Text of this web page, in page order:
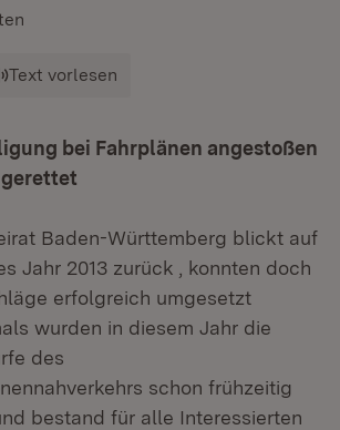
Text vorlesen
bei Fahrplänen angestoßen
Baden-Württemberg blickt auf
Jahr 2013 zurück , konnten doch
erfolgreich umgesetzt
wurden in diesem Jahr die
des
schon frühzeitig
bestand für alle Interessierten